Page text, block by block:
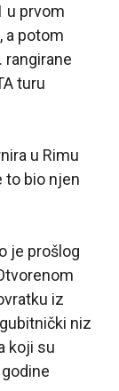
u prvom
a potom
rangirane
turu
u Rimu
to bio njen
je prošlog
iz
niz
koji su